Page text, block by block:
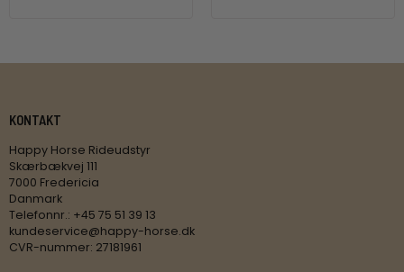
KONTAKT
Happy Horse Rideudstyr
Skærbækvej 111
7000 Fredericia
Danmark
Telefonnr.: +45 75 51 39 13
kundeservice@happy-horse.dk
CVR-nummer: 27181961